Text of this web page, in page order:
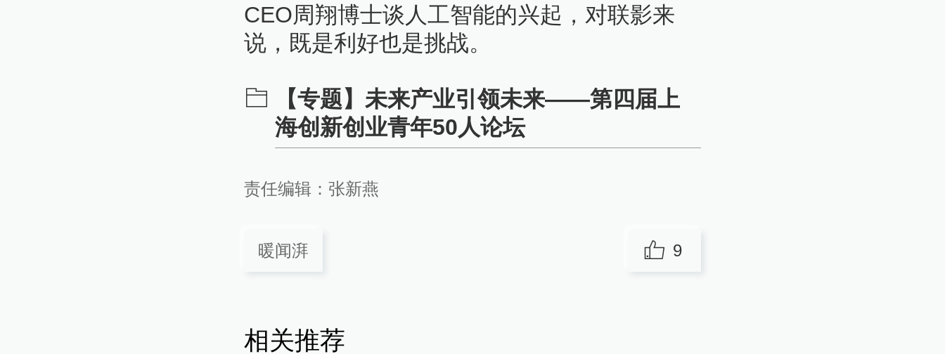
CEO周翔博士谈人工智能的兴起，对联影来
说，既是利好也是挑战。
【专题】未来产业引领未来——第四届上
海创新创业青年50人论坛
责任编辑： 张新燕
暖闻湃 9
相关推荐